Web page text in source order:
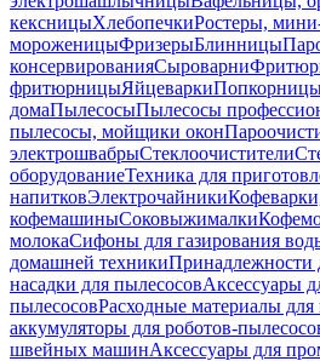
кексницыХлебопечкиРостеры,
мороженицыФризерыБлинницы
консервированияСыроварни
фритюрницыЯйцеварки
домаПылесосыПылесосы
пылесосы, мойщики окон
электрошвабрыСтеклоочистители
оборудованиеТехника для
напитковЭлектрочайники
кофемашиныСоковыжималки
молокаСифоны для газирования
домашней техникиПринадлежности
насадки для пылесосовАксессуары
пылесосовРасходные материалы для
аккумуляторы для роботов-
швейных машинАксессуары для